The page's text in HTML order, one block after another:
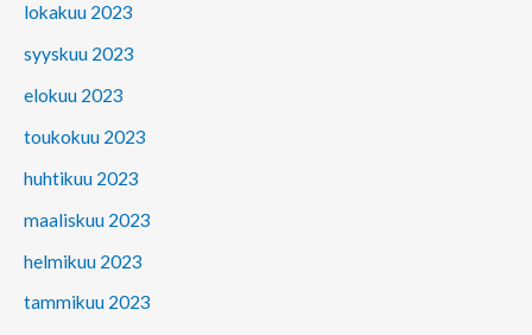
lokakuu 2023
syyskuu 2023
elokuu 2023
toukokuu 2023
huhtikuu 2023
maaliskuu 2023
helmikuu 2023
tammikuu 2023